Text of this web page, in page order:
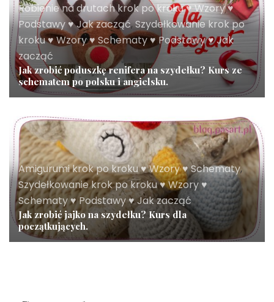
Robienie na drutach krok po kroku ♥ Wzory ♥
Podstawy ♥ Jak zacząć,Szydełkowanie krok po
kroku ♥ Wzory ♥ Schematy ♥ Podstawy ♥ Jak
zacząć
Jak zrobić poduszkę renifera na szydełku? Kurs ze
schematem po polsku i angielsku.
Amigurumi krok po kroku ♥ Wzory ♥ Schematy,
Szydełkowanie krok po kroku ♥ Wzory ♥
Schematy ♥ Podstawy ♥ Jak zacząć
Jak zrobić jajko na szydełku? Kurs dla
początkujących.